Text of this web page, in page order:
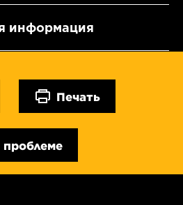
информация
Печать